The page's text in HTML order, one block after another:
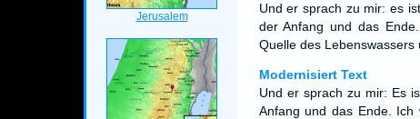
Und er sprach zu mir: es
der Anfang und das
Quelle des Lebenswassers
Modernisiert Text
Und er sprach zu mir: Es
Anfang und das Ende.